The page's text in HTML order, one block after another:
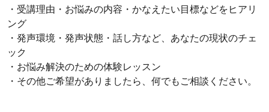
・受講理由・お悩みの内容・かなえたい目標などをヒアリ
ング
・発声環境・発声状態・話し方など、あなたの現状のチェ
ック
・お悩み解決のための体験レッスン
・その他ご希望がありましたら、何でもご相談ください。